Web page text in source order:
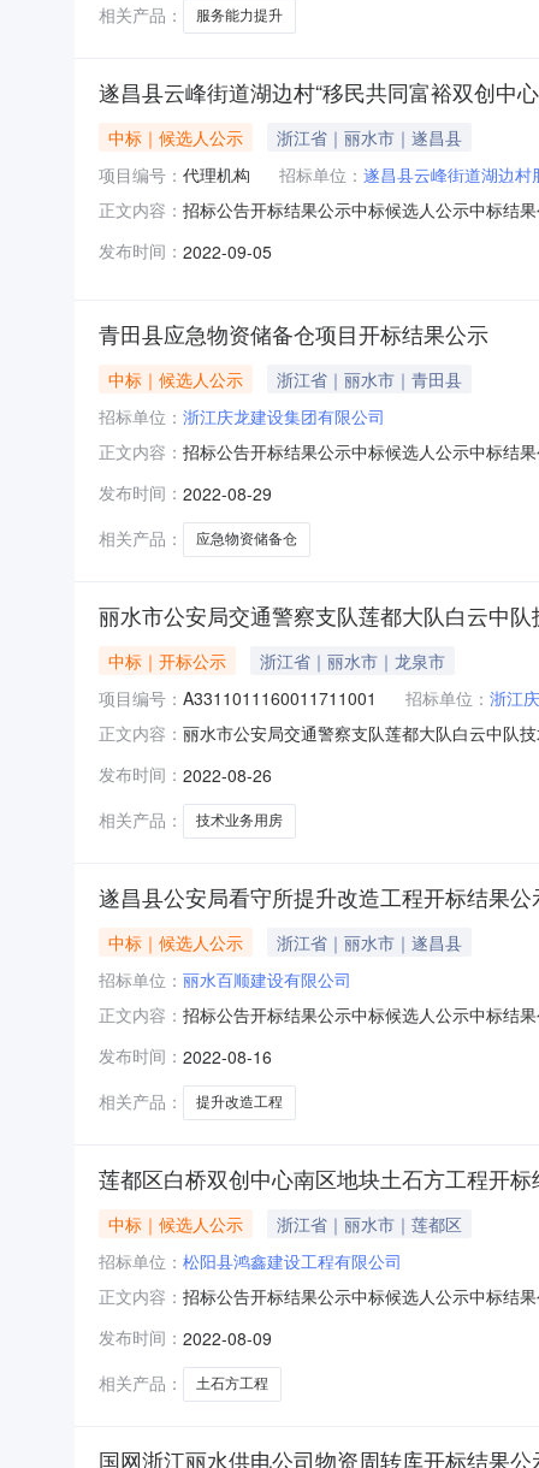
相关产品：
服务能力提升
遂昌县云峰街道湖边村“移民共同富裕双创中
中标｜候选人公示
浙江省｜丽水市｜遂昌县
项目编号： 代理机构 招标单位： 遂昌县云峰街道湖边村
正文内容： 招标公告开标结果公示中标候选人公示中标结
机构:名称:浙江三琟项目管理有限公司地址
发布时间： 2022-09-05
青田县应急物资储备仓项目开标结果公示
中标｜候选人公示
浙江省｜丽水市｜青田县
招标单位： 浙江庆龙建设集团有限公司
正文内容： 招标公告开标结果公示中标候选人公示中标结
人:包红双;报价:0.00元/%;工期:日历天;质量要
发布时间： 2022-08-29
相关产品：
应急物资储备仓
丽水市公安局交通警察支队莲都大队白云中
中标｜开标公示
浙江省｜丽水市｜龙泉市
项目编号： A3311011160011711001 招标单位： 浙江
正文内容： 丽水市公安局交通警察支队莲都大队白云中队
投标文件递交时间
发布时间： 2022-08-26
相关产品：
技术业务用房
遂昌县公安局看守所提升改造工程开标结果公
中标｜候选人公示
浙江省｜丽水市｜遂昌县
招标单位： 丽水百顺建设有限公司
正文内容： 招标公告开标结果公示中标候选人公示中标结
负责人:王鹏飞;报价:0.00元/%;工期:日历天;质
发布时间： 2022-08-16
相关产品：
提升改造工程
莲都区白桥双创中心南区地块土石方工程开标
中标｜候选人公示
浙江省｜丽水市｜莲都区
招标单位： 松阳县鸿鑫建设工程有限公司
正文内容： 招标公告开标结果公示中标候选人公示中标结
陈白香;报价:0.00元/%;工期:日历天;质量要求:;
发布时间： 2022-08-09
相关产品：
土石方工程
国网浙江丽水供电公司物资周转库开标结果公